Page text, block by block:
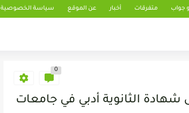
جواب متفرقات أخبار عن الموقع سياسة الخصوصية
0
الثانوية أدبي في جامعات